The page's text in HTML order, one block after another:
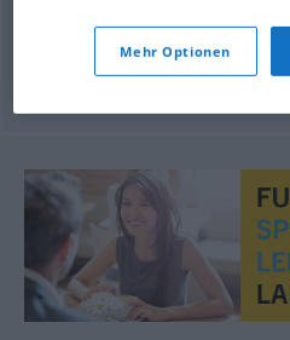
bezaubernd
Mehr Optionen